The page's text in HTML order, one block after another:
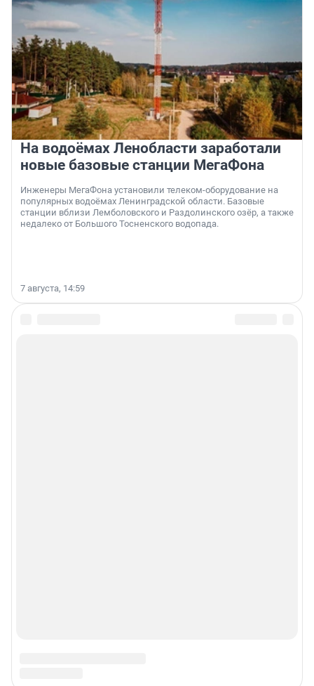
На водоёмах Ленобласти заработали
новые базовые станции МегаФона
Инженеры МегаФона установили телеком-оборудование на
популярных водоёмах Ленинградской области. Базовые
станции вблизи Лемболовского и Раздолинского озёр, а также
недалеко от Большого Тосненского водопада.
7 августа, 14:59